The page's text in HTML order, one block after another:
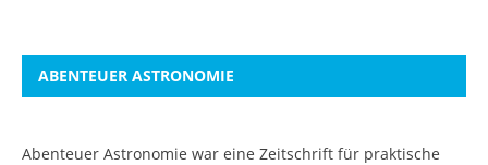
ABENTEUER ASTRONOMIE
Abenteuer Astronomie war eine Zeitschrift für praktische